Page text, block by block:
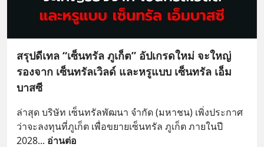
สรุปดีเทล “เซ็นทรัล ภูเก็ต” อัปเกรดใหม่ จะใหญ่
รองจาก เซ็นทรัลเวิลด์ และหรูแบบ เซ็นทรัล เอ็ม
บาสซี
ล่าสุด บริษัท เซ็นทรัลพัฒนา จำกัด (มหาชน) เพิ่งประกาศ
ว่าจะลงทุนที่ภูเก็ต เพื่อขยายเซ็นทรัล ภูเก็ต ภายในปี
2028... อ่านต่อ